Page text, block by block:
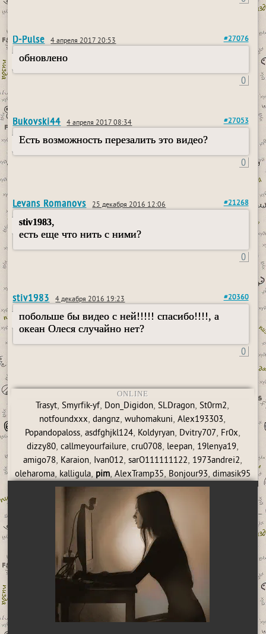
D-Pulse 4 апреля 2017 20:53 #27076
обновлено
0
Bukovski44 4 апреля 2017 08:34 #27053
Есть возможность перезалить это видео?
0
Levans Romanovs 25 декабря 2016 12:06 #21268
stiv1983,
есть еще что нить с ними?
0
stiv1983 4 декабря 2016 19:23 #20360
побольше бы видео с ней!!!!! спасибо!!!!, а
океан Олеся случайно нет?
0
ONLINE
Trasyt,Smyrfik-yf, Don_Digidon,SLDragon,St0rm2,
notfoundxxx,dangnz,wuhomakuni,Alex193303,
Popandopaloss, asdfghjkl124, Koldyryan, Dvitry707, Fr0x,
dizzy80, callmeyourfailure, cru0708, leepan, 19lenya19,
amigo78, Karaion, Ivan012, sarO111111122, 1973andrei2,
oleharoma, kalligula, pim, AlexTramp35, Bonjour93, dimasik95